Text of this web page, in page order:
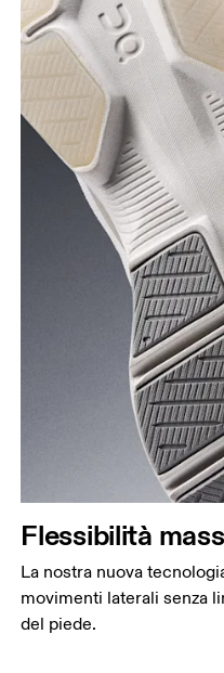
Flessibilità
La nostra nuova
movimenti laterali senza
del piede.